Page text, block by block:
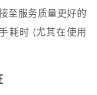
至服务质量更好的
耗时 (尤其在使用